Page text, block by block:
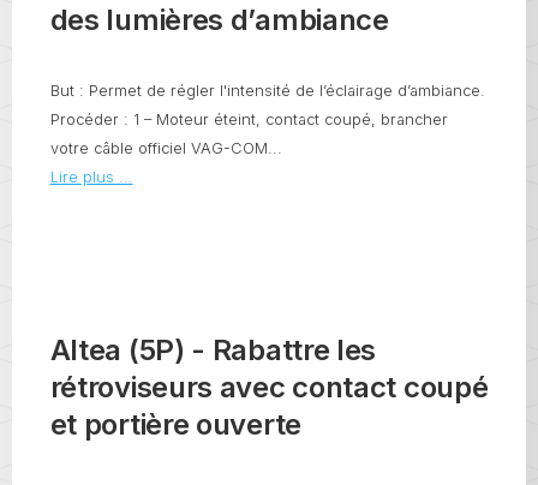
des lumières d’ambiance
But : Permet de régler l'intensité de l’éclairage d’ambiance.
Procéder : 1 – Moteur éteint, contact coupé, brancher
votre câble officiel VAG-COM...
Lire plus ...
Altea (5P) - Rabattre les
rétroviseurs avec contact coupé
et portière ouverte